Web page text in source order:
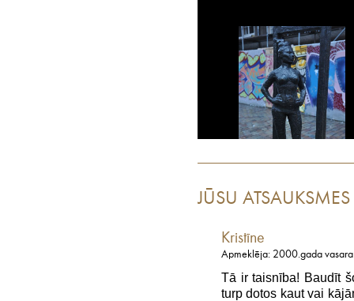
JŪSU ATSAUKSMES
Kristīne
Apmeklēja: 2000.gada vasara
Tā ir taisnība! Baudīt
turp dotos kaut vai